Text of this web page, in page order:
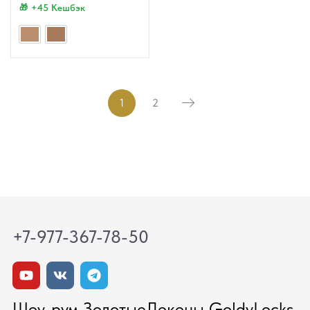
+45 Кешбэк
1 2
+7-977-367-78-50